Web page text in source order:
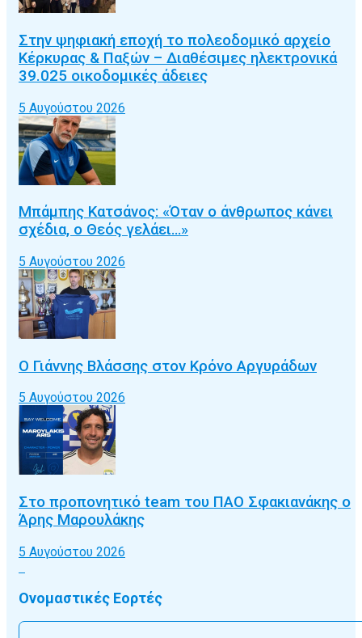
Στην ψηφιακή εποχή το πολεοδομικό αρχείο
Κέρκυρας & Παξών – Διαθέσιμες ηλεκτρονικά
39.025 οικοδομικές άδειες
5 Αυγούστου 2026
Μπάμπης Κατσάνος: «Όταν ο άνθρωπος κάνει
σχέδια, ο Θεός γελάει…»
5 Αυγούστου 2026
Ο Γιάννης Βλάσσης στον Κρόνο Αργυράδων
5 Αυγούστου 2026
Στο προπονητικό team του ΠΑΟ Σφακιανάκης ο
Άρης Μαρουλάκης
5 Αυγούστου 2026
Ονομαστικές Εορτές